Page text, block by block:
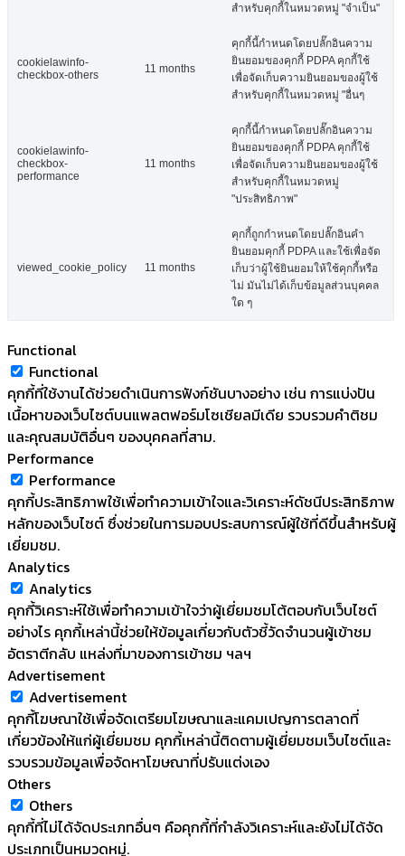
สำหรับคุกกี้ในหมวดหมู่ "จำเป็น"
cookielawinfo-
checkbox-others
11 months
คุกกี้นี้กำหนดโดยปลั๊กอินความ
ยินยอมของคุกกี้ PDPA คุกกี้ใช้
เพื่อจัดเก็บความยินยอมของผู้ใช้
สำหรับคุกกี้ในหมวดหมู่ "อื่นๆ
cookielawinfo-
checkbox-
performance
11 months
คุกกี้นี้กำหนดโดยปลั๊กอินความ
ยินยอมของคุกกี้ PDPA คุกกี้ใช้
เพื่อจัดเก็บความยินยอมของผู้ใช้
สำหรับคุกกี้ในหมวดหมู่
"ประสิทธิภาพ"
viewed_cookie_policy 11 months
คุกกี้ถูกกำหนดโดยปลั๊กอินคำ
ยินยอมคุกกี้ PDPA และใช้เพื่อจัด
เก็บว่าผู้ใช้ยินยอมให้ใช้คุกกี้หรือ
ไม่ มันไม่ได้เก็บข้อมูลส่วนบุคคล
ใด ๆ
Functional
Functional
คุกกี้ที่ใช้งานได้ช่วยดำเนินการฟังก์ชันบางอย่าง เช่น การแบ่งปัน
เนื้อหาของเว็บไซต์บนแพลตฟอร์มโซเชียลมีเดีย รวบรวมคำติชม
และคุณสมบัติอื่นๆ ของบุคคลที่สาม.
Performance
Performance
คุกกี้ประสิทธิภาพใช้เพื่อทำความเข้าใจและวิเคราะห์ดัชนีประสิทธิภาพ
หลักของเว็บไซต์ ซึ่งช่วยในการมอบประสบการณ์ผู้ใช้ที่ดีขึ้นสำหรับผู้
เยี่ยมชม.
Analytics
Analytics
คุกกี้วิเคราะห์ใช้เพื่อทำความเข้าใจว่าผู้เยี่ยมชมโต้ตอบกับเว็บไซต์
อย่างไร คุกกี้เหล่านี้ช่วยให้ข้อมูลเกี่ยวกับตัวชี้วัดจำนวนผู้เข้าชม
อัตราตีกลับ แหล่งที่มาของการเข้าชม ฯลฯ
Advertisement
Advertisement
คุกกี้โฆษณาใช้เพื่อจัดเตรียมโฆษณาและแคมเปญการตลาดที่
เกี่ยวข้องให้แก่ผู้เยี่ยมชม คุกกี้เหล่านี้ติดตามผู้เยี่ยมชมเว็บไซต์และ
รวบรวมข้อมูลเพื่อจัดหาโฆษณาที่ปรับแต่งเอง
Others
Others
คุกกี้ที่ไม่ได้จัดประเภทอื่นๆ คือคุกกี้ที่กำลังวิเคราะห์และยังไม่ได้จัด
ประเภทเป็นหมวดหมู่.